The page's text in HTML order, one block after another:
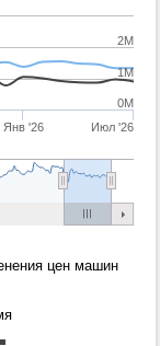
Янв '26 Июл '26
1M
2M
0M
цен машин